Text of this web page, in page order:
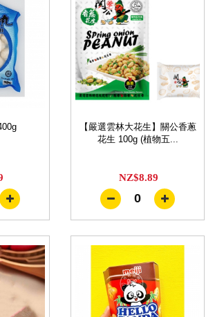
【嚴選雲林大花生】關公香蔥
花生 100g (植物五...
NZ$8.89
0